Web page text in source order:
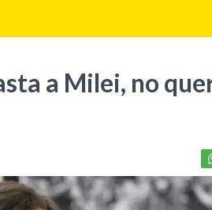
a Milei, no